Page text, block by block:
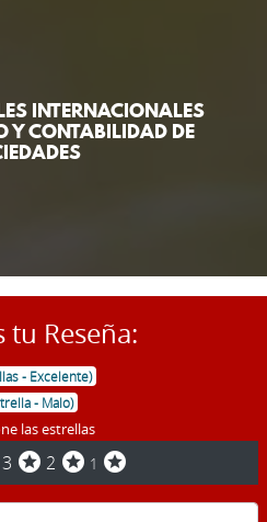
INTERNACIONALES
Y CONTABILIDAD DE
tu Reseña:
- Excelente)
- Malo)
las estrellas
3 stars 2 stars 1 stars